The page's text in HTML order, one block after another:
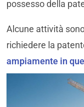
possesso della
Alcune attività
richiedere la
ampiamente in